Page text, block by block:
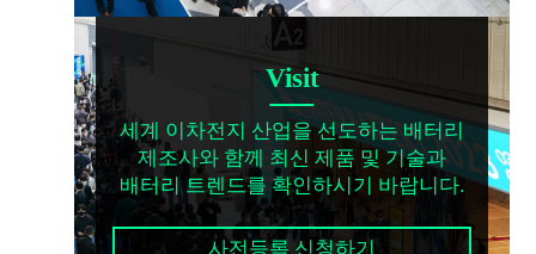
Visit
세계 이차전지 산업을 선도하는 배터리
제조사와 함께 최신 제품 및 기술과
배터리 트렌드를 확인하시기 바랍니다.
사전등록 신청하기